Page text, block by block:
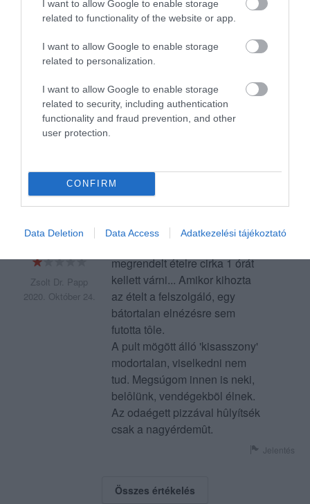
I want to allow Google to enable storage
related to functionality of the website or app.
I want to allow Google to enable storage
related to personalization.
I want to allow Google to enable storage
related to security, including authentication
functionality and fraud prevention, and other
user protection.
CONFIRM
Data Deletion Data Access Adatkezelési tájékoztató
hétvégén eldöntöttem, hogy az
volt az utolsó rendelés, a pizza
ízetlen és száraz volt, sőt az
utolsó 2 alkalommal nem
sem összeállítani. Háromból
egy, majd ötből kettő pizza
nem az volt, amit én
Jelentés
Zsolt Dr. Papp
2020. Október 24.
Két alkalommal voltunk itt:
megrendelt ételre cirka 1 órát
kellett várni... Amikor kihozta
az ételt a felszolgáló, egy
bátortalan elnézésre sem
futotta tôle.
A pult mögött álló 'kisasszony'
modortalan, viselkedni nem
tud. Megsúgom innen is neki,
belôlünk, vendégekbõl élnek.
Az odaégett pizzával hûlyítsék
csak a nagyérdemût.
Jelentés
Összes értékelés